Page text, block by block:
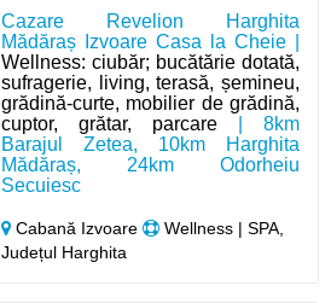
Cazare Revelion Harghita
Mădăraș Izvoare Casa la Cheie |
Wellness: ciubăr; bucătărie dotată,
sufragerie, living, terasă, șemineu,
grădină-curte, mobilier de grădină,
cuptor, grătar, parcare | 8km
Barajul Zetea, 10km Harghita
Mădăraș, 24km Odorheiu
Secuiesc
Cabană Izvoare
Wellness | SPA,
Județul Harghita